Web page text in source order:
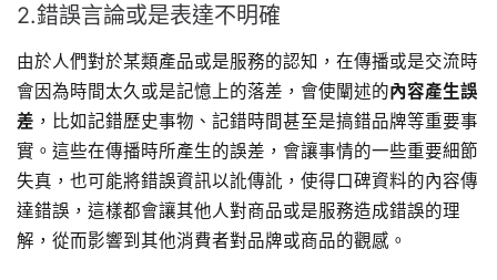
2.錯誤言論或是表達不明確
由於人們對於某類產品或是服務的認知，在傳播或是交流時
會因為時間太久或是記憶上的落差，會使闡述的內容產生誤
差 ，比如記錯歷史事物、記錯時間甚至是搞錯品牌等重要事
實。這些在傳播時所產生的誤差，會讓事情的一些重要細節
失真，也可能將錯誤資訊以訛傳訛，使得口碑資料的內容傳
達錯誤，這樣都會讓其他人對商品或是服務造成錯誤的理
解，從而影響到其他消費者對品牌或商品的觀感。